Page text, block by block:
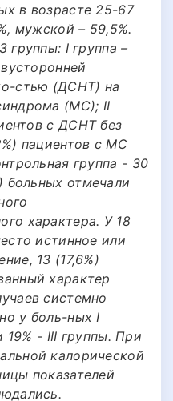
в возрасте 25-67
мужской – 59,5%.
группы: I группа –
стью (ДСНТ) на
(МС); II
с ДСНТ без
пациентов с МС
группа - 30
больных отмечали
характера. У 18
истинное или
13 (17,6%)
характер
системно
у боль-ных I
19% - III группы. При
калорической
показателей